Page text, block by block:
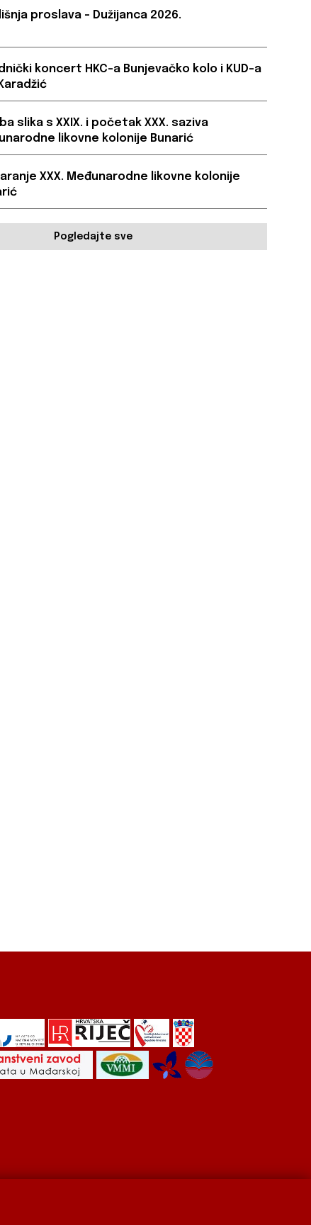
proslava – Dužijanca 2026.
koncert HKC-a Bunjevačko kolo i KUD-a
slika s XXIX. i početak XXX. saziva
likovne kolonije Bunarić
XXX. Međunarodne likovne kolonije
Pogledajte sve